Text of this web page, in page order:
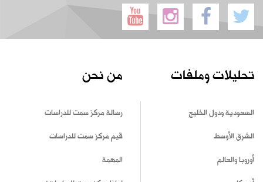
تحليلات وملفات
السعودية ودول الخليج
الشرق الأوسط
أوروبا والعالم
من نحن
رسالة مركز سمت للدراسات
قيم مركز سمت للدراسات
المهمة